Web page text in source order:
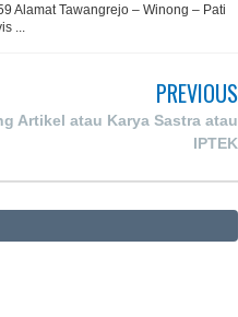
Alamat Tawangrejo – Winong – Pati
...
PREVIOUS
Artikel atau Karya Sastra atau
IPTEK